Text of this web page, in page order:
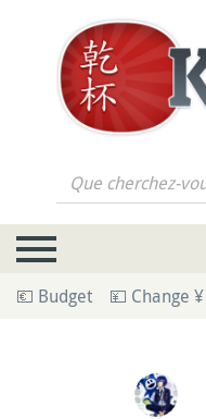
Que cherchez-
💶 Budget 💴 Change ¥